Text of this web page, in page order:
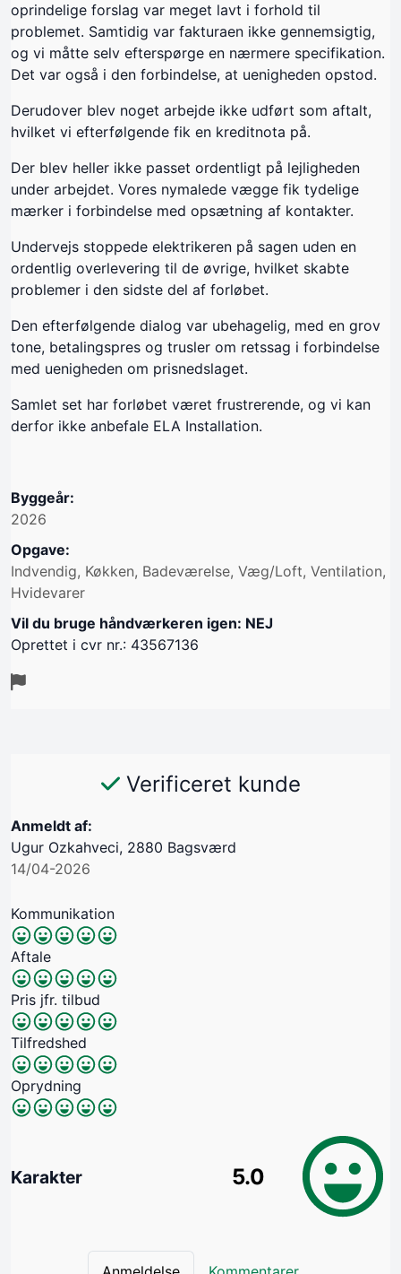
oprindelige forslag var meget lavt i forhold til
problemet. Samtidig var fakturaen ikke gennemsigtig,
og vi måtte selv efterspørge en nærmere specifikation.
Det var også i den forbindelse, at uenigheden opstod.
Derudover blev noget arbejde ikke udført som aftalt,
hvilket vi efterfølgende fik en kreditnota på.
Der blev heller ikke passet ordentligt på lejligheden
under arbejdet. Vores nymalede vægge fik tydelige
mærker i forbindelse med opsætning af kontakter.
Undervejs stoppede elektrikeren på sagen uden en
ordentlig overlevering til de øvrige, hvilket skabte
problemer i den sidste del af forløbet.
Den efterfølgende dialog var ubehagelig, med en grov
tone, betalingspres og trusler om retssag i forbindelse
med uenigheden om prisnedslaget.
Samlet set har forløbet været frustrerende, og vi kan
derfor ikke anbefale ELA Installation.
Byggeår:
2026
Opgave:
Indvendig, Køkken, Badeværelse, Væg/Loft, Ventilation,
Hvidevarer
Vil du bruge håndværkeren igen: NEJ
Oprettet i cvr nr.: 43567136
Verificeret kunde
Anmeldt af:
Ugur Ozkahveci, 2880 Bagsværd
14/04-2026
Kommunikation
Aftale
Pris jfr. tilbud
Tilfredshed
Oprydning
Karakter 5.0